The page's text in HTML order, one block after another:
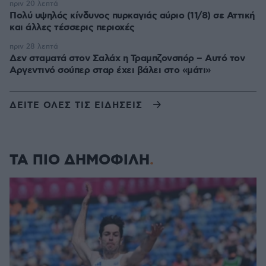
Πολύ υψηλός κίνδυνος πυρκαγιάς αύριο (11/8) σε Αττική
και άλλες τέσσερις περιοχές
πριν 20 λεπτά
Δεν σταματά στον Σαλάχ η Τραμπζονσπόρ – Αυτό τον
Αργεντινό σούπερ σταρ έχει βάλει στο «μάτι»
πριν 28 λεπτά
ΔΕΙΤΕ ΟΛΕΣ ΤΙΣ ΕΙΔΗΣΕΙΣ
ΤΑ ΠΙΟ ΔΗΜΟΦΙΛΗ